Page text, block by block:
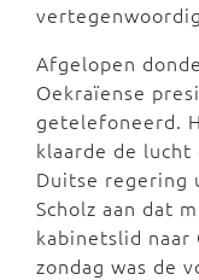
Afgelopen
Oekraïense
getelefoneerd.
klaarde de lucht
Duitse regering
Scholz aan dat
kabinetslid naar
zondag was de